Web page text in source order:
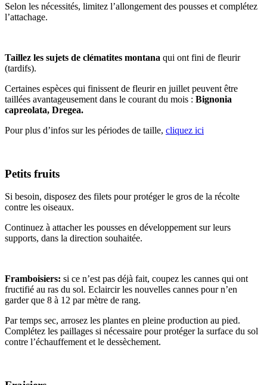
Selon les nécessités, limitez l’allongement des pousses et complétez
l’attachage.
Taillez les sujets de clématites montana qui ont fini de fleurir
(tardifs).
Certaines espèces qui finissent de fleurir en juillet peuvent être
taillées avantageusement dans le courant du mois : Bignonia
capreolata, Dregea.
Pour plus d’infos sur les périodes de taille, cliquez ici
Petits fruits
Si besoin, disposez des filets pour protéger le gros de la récolte
contre les oiseaux.
Continuez à attacher les pousses en développement sur leurs
supports, dans la direction souhaitée.
Framboisiers: si ce n’est pas déjà fait, coupez les cannes qui ont
fructifié au ras du sol. Eclaircir les nouvelles cannes pour n’en
garder que 8 à 12 par mètre de rang.
Par temps sec, arrosez les plantes en pleine production au pied.
Complétez les paillages si nécessaire pour protéger la surface du sol
contre l’échauffement et le dessèchement.